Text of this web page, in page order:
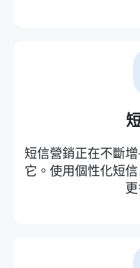
短信營銷正在不斷
它。使用個性化短